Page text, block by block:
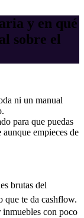
y en qué
sobre el
ni un manual
para que puedas
aunque empieces de
brutas del
que te da cashflow.
inmuebles con poco